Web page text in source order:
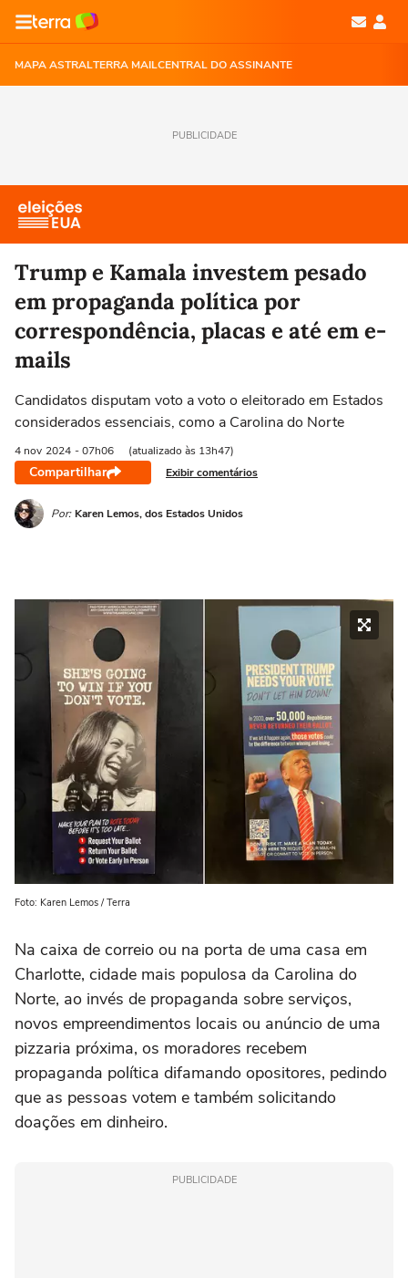
MAPA ASTRALTERRA MAILCENTRAL DO ASSINANTE
PUBLICIDADE
Trump e Kamala investem pesado
em propaganda política por
correspondência, placas e até em e-
mails
Candidatos disputam voto a voto o eleitorado em Estados
considerados essenciais, como a Carolina do Norte
4 nov 2024 - 07h06 (atualizado às 13h47)
Compartilhar Exibir comentários
Por: Karen Lemos, dos Estados Unidos
Foto: Karen Lemos / Terra
Na caixa de correio ou na porta de uma casa em
Charlotte, cidade mais populosa da Carolina do
Norte, ao invés de propaganda sobre serviços,
novos empreendimentos locais ou anúncio de uma
pizzaria próxima, os moradores recebem
propaganda política difamando opositores, pedindo
que as pessoas votem e também solicitando
doações em dinheiro.
PUBLICIDADE